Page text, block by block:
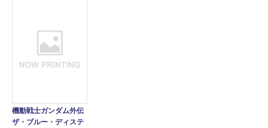
機動戦士ガンダム外伝
ザ・ブルー・ディステ